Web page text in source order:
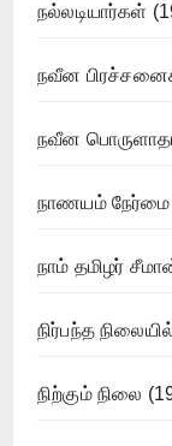
நல்லடியார்கள்
நவீன
நவீன
நாணயம் நேர்மை
நாம் தமிழர்
நிர்பந்த
நிற்கும் நிலை